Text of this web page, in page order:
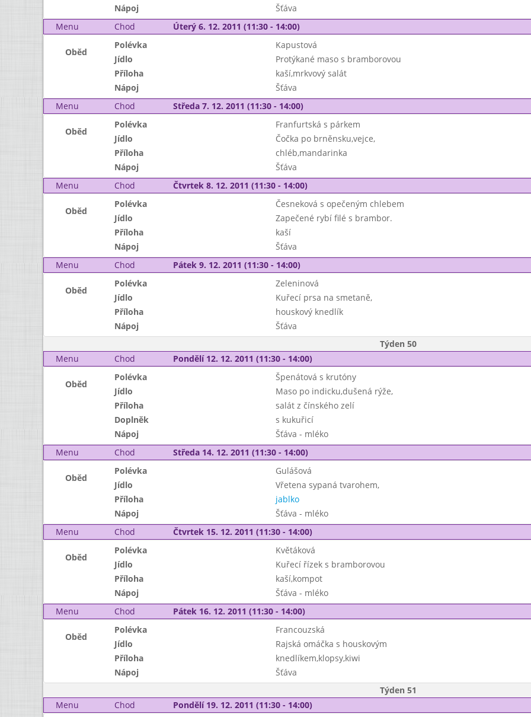
Nápoj
Šťáva
Menu
Chod Úterý 6. 12. 2011 (11:30 - 14:00)
Oběd
Polévka
Kapustová
Jídlo
Protýkané maso s bramborovou
Příloha
kaší,mrkvový salát
Nápoj
Šťáva
Menu
Chod Středa 7. 12. 2011 (11:30 - 14:00)
Oběd
Polévka
Franfurtská s párkem
Jídlo
Čočka po brněnsku,vejce,
Příloha
chléb,mandarinka
Nápoj
Šťáva
Menu
Chod Čtvrtek 8. 12. 2011 (11:30 - 14:00)
Oběd
Polévka
Česneková s opečeným chlebem
Jídlo
Zapečené rybí filé s brambor.
Příloha
kaší
Nápoj
Šťáva
Menu
Chod Pátek 9. 12. 2011 (11:30 - 14:00)
Oběd
Polévka
Zeleninová
Jídlo
Kuřecí prsa na smetaně,
Příloha
houskový knedlík
Nápoj
Šťáva
Týden 50
Menu
Chod Pondělí 12. 12. 2011 (11:30 - 14:00)
Oběd
Polévka
Špenátová s krutóny
Jídlo
Maso po indicku,dušená rýže,
Příloha
salát z čínského zelí
Doplněk
s kukuřicí
Nápoj
Šťáva - mléko
Menu
Chod Středa 14. 12. 2011 (11:30 - 14:00)
Oběd
Polévka
Gulášová
Jídlo
Vřetena sypaná tvarohem,
Příloha
jablko
Nápoj
Šťáva - mléko
Menu
Chod Čtvrtek 15. 12. 2011 (11:30 - 14:00)
Oběd
Polévka
Květáková
Jídlo
Kuřecí řízek s bramborovou
Příloha
kaší,kompot
Nápoj
Šťáva - mléko
Menu
Chod Pátek 16. 12. 2011 (11:30 - 14:00)
Oběd
Polévka
Francouzská
Jídlo
Rajská omáčka s houskovým
Příloha
knedlíkem,klopsy,kiwi
Nápoj
Šťáva
Týden 51
Menu
Chod Pondělí 19. 12. 2011 (11:30 - 14:00)